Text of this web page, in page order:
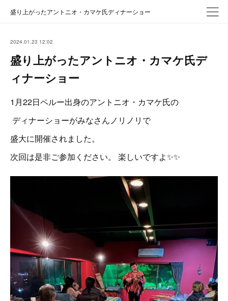
盛り上がったアントニオ・カマケ氏ディナーショー
2024.01.23 12:02
盛り上がったアントニオ・カマケ氏デ
ィナーショー
1月22日ペルー出身のアントニオ・カマケ氏の
ディナーショーがみなさんノリノリで
盛大に開催されました。
次回は是非ご参加ください。 楽しいですよ✨✨